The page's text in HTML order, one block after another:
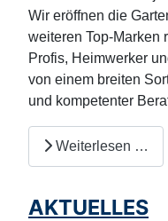
Wir eröffnen die
weiteren Top-Marken
Profis, Heimwerker
von einem breiten
und kompetenter
Weiterlesen …
AKTUELLES